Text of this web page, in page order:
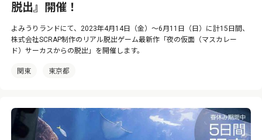
脱出』開催！
よみうりランドにて、2023年4月14日（金）～6月11日（日）に計15日間、
株式会社SCRAP制作のリアル脱出ゲーム最新作「夜の仮面（マスカレー
ド）サーカスからの脱出」を開催します。
関東 東京都